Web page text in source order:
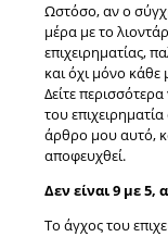
Ωστόσο, αν ο
μέρα με το
επιχειρηματίας,
και όχι μόνο κάθε
Δείτε
του
άρθρο μου αυτό,
αποφευχθεί.
Δεν είναι 9 με 5,
Το άγχος του